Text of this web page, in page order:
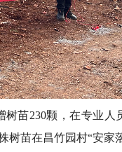
苗230颗，在专业人
苗在昌竹园村“安家